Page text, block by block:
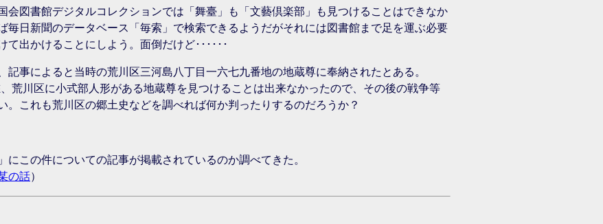
会図書館デジタルコレクションでは「舞臺」も「文藝倶楽部」も見つけることはできなか
毎日新聞のデータベース「毎索」で検索できるようだがそれには図書館まで足を運ぶ必要
て出かけることにしよう。面倒だけど･･････
記事によると当時の荒川区三河島八丁目一六七九番地の地蔵尊に奉納されたとある。
荒川区に小式部人形がある地蔵尊を見つけることは出来なかったので、その後の戦争等
。これも荒川区の郷土史などを調べれば何か判ったりするのだろうか？
にこの件についての記事が掲載されているのか調べてきた。
の話）